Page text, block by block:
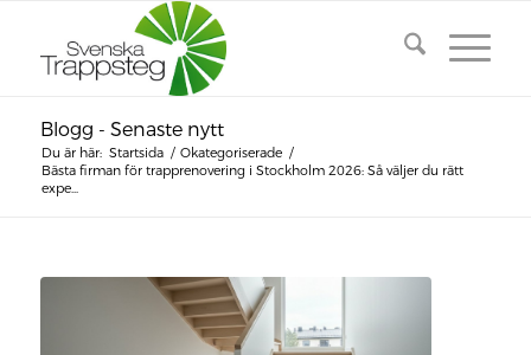
Blogg - Senaste nytt
Du är här: Startsida / Okategoriserade /
Bästa firman för trapprenovering i Stockholm 2026: Så väljer du rätt
expe...